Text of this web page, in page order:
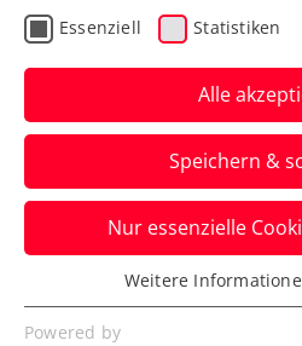
Jürgens beste
Tennistipps –
Rückhandslice
ÖTV-Sportdirektor
euch mit ÖTV-
Mair die richtige Technik.
Verfasst von: Manuel Wachta,
Essenziell Statistiken
Alle
Speichern &
Nur essenzielle
Essenziell
Essenzielle Cookies werden für
Weitere
Powered by